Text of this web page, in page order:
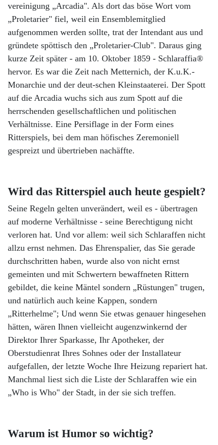
vereinigung „Arcadia". Als dort das böse Wort vom
„Proletarier" fiel, weil ein Ensemblemitglied
aufgenommen werden sollte, trat der Intendant aus und
gründete spöttisch den „Proletarier-Club". Daraus ging
kurze Zeit später - am 10. Oktober 1859 - Schlaraffia®
hervor. Es war die Zeit nach Metternich, der K.u.K.-
Monarchie und der deut-schen Kleinstaaterei. Der Spott
auf die Arcadia wuchs sich aus zum Spott auf die
herrschenden gesellschaftlichen und politischen
Verhältnisse. Eine Persiflage in der Form eines
Ritterspiels, bei dem man höfisches Zeremoniell
gespreizt und übertrieben nachäffte.
Wird das Ritterspiel auch heute gespielt?
Seine Regeln gelten unverändert, weil es - übertragen
auf moderne Verhältnisse - seine Berechtigung nicht
verloren hat. Und vor allem: weil sich Schlaraffen nicht
allzu ernst nehmen. Das Ehrenspalier, das Sie gerade
durchschritten haben, wurde also von nicht ernst
gemeinten und mit Schwertern bewaffneten Rittern
gebildet, die keine Mäntel sondern „Rüstungen" trugen,
und natürlich auch keine Kappen, sondern
„Ritterhelme"; Und wenn Sie etwas genauer hingesehen
hätten, wären Ihnen vielleicht augenzwinkernd der
Direktor Ihrer Sparkasse, Ihr Apotheker, der
Oberstudienrat Ihres Sohnes oder der Installateur
aufgefallen, der letzte Woche Ihre Heizung repariert hat.
Manchmal liest sich die Liste der Schlaraffen wie ein
„Who is Who" der Stadt, in der sie sich treffen.
Warum ist Humor so wichtig?